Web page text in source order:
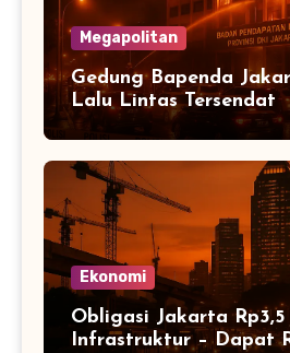
Megapolitan
Gedung Bapenda
Lalu Lintas Tersendat
Ekonomi
Obligasi Jakarta Rp3,5
Infrastruktur – Dapat